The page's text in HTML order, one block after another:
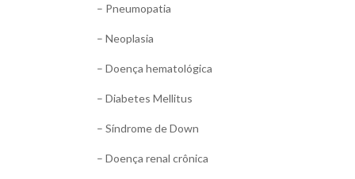
– Pneumopatia
– Neoplasia
– Doença hematológica
– Diabetes Mellitus
– Síndrome de Down
– Doença renal crônica